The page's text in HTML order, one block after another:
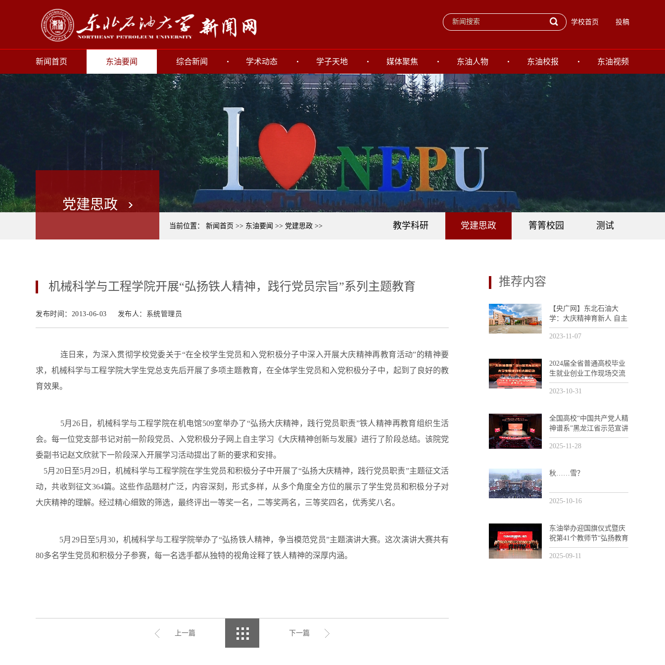
学校首页 投稿
新闻首页 东油要闻 综合新闻 学术动态 学子天地 媒体聚焦 东油人物 东油校报 东油视频
党建思政
当前位置： 新闻首页 >> 东油要闻 >> 党建思政 >> 教学科研 党建思政 箐箐校园 测试
机械科学与工程学院开展“弘扬铁人精神，践行党员宗旨”系列主题教育
发布时间：2013-06-03 发布人：系统管理员
连日来，为深入贯彻学校党委关于“在全校学生党员和入党积极分子中深入开展大庆精神再教育活动”的精神要
求，机械科学与工程学院大学生党总支先后开展了多项主题教育，在全体学生党员和入党积极分子中，起到了良好的教
育效果。
5月26日，机械科学与工程学院在机电馆509室举办了“弘扬大庆精神，践行党员职责”铁人精神再教育组织生活
会。每一位党支部书记对前一阶段党员、入党积极分子网上自主学习《大庆精神创新与发展》进行了阶段总结。该院党
委副书记赵文欣就下一阶段深入开展学习活动提出了新的要求和安排。
5月20日至5月29日，机械科学与工程学院在学生党员和积极分子中开展了“弘扬大庆精神，践行党员职责”主题征文活
动，共收到征文364篇。这些作品题材广泛，内容深刻，形式多样，从多个角度全方位的展示了学生党员和积极分子对
大庆精神的理解。经过精心细致的筛选，最终评出一等奖一名，二等奖两名，三等奖四名，优秀奖八名。
5月29日至5月30，机械科学与工程学院举办了“弘扬铁人精神，争当模范党员”主题演讲大赛。这次演讲大赛共有
80多名学生党员和积极分子参赛，每一名选手都从独特的视角诠释了铁人精神的深厚内涵。
上一篇 下一篇
推荐内容
【央广网】东北石油大
学：大庆精神育新人 自主
创新助发展
2023-11-07
2024届全省普通高校毕业
生就业创业工作现场交流
活动暨“大庆油田杯”第11
届黑龙江省大学生职业规
开
2023-10-31
全国高校“中国共产党人精
神谱系”黑龙江省示范宣讲
活动在东油举办
2025-11-28
秋……雪？
2025-10-16
东油举办迎国旗仪式暨庆
祝第41个教师节“弘扬教育
家精神和劳模精神劳动精
神工匠精神”主题活动
2025-09-11